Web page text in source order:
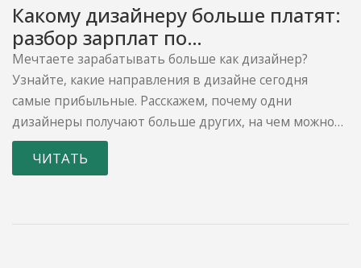
Какому дизайнеру больше платят:
разбор зарплат по
специализациям
Мечтаете зарабатывать больше как дизайнер?
Узнайте, какие направления в дизайне сегодня
самые прибыльные. Расскажем, почему одни
дизайнеры получают больше других, на чем можно
вырасти уже во время обучения, и что реально
влияет на сумму в вашем резюме. Разберём
ЧИТАТЬ